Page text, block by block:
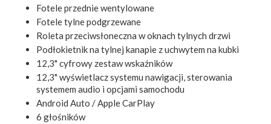
Fotele przednie wentylowane
Fotele tylne podgrzewane
Roleta przeciwsłoneczna w oknach tylnych drzwi
Podłokietnik na tylnej kanapie z uchwytem na kubki
12,3" cyfrowy zestaw wskaźników
12,3" wyświetlacz systemu nawigacji, sterowania
systemem audio i opcjami samochodu
Android Auto / Apple CarPlay
6 głośników